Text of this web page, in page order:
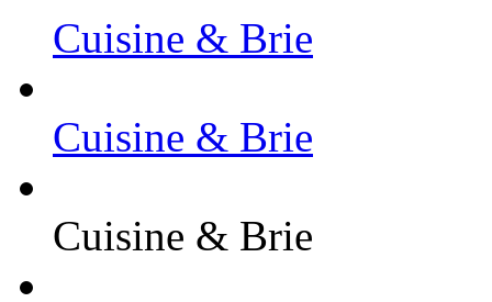
Cuisine & Brie
Cuisine & Brie
Cuisine & Brie